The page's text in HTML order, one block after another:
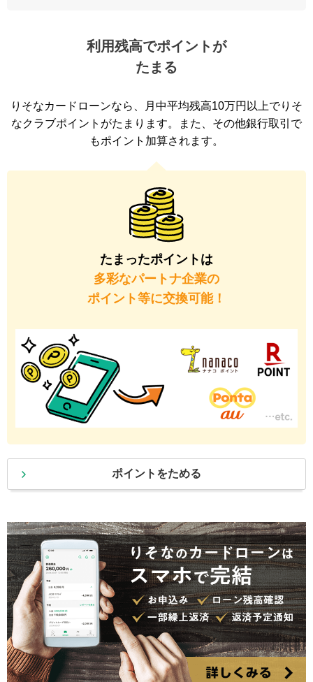
利用残高でポイントが
たまる
りそなカードローンなら、月中平均残高10万円以上でりそ
なクラブポイントがたまります。また、その他銀行取引で
もポイント加算されます。
たまったポイントは
多彩なパートナ企業の
ポイント等に交換可能！
ポイントをためる